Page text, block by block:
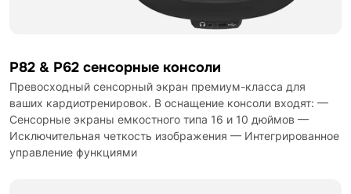
P82 & P62 сенсорные консоли
Превосходный сенсорный экран премиум-класса для
ваших кардиотренировок. В оснащение консоли входят: —
Сенсорные экраны емкостного типа 16 и 10 дюймов —
Исключительная четкость изображения — Интегрированное
управление функциями